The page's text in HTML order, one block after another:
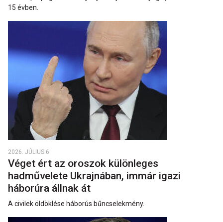
15 évben.
2026. JÚLIUS 6.
Véget ért az oroszok különleges
hadművelete Ukrajnában, immár igazi
háborúra állnak át
A civilek öldöklése háborús bűncselekmény.